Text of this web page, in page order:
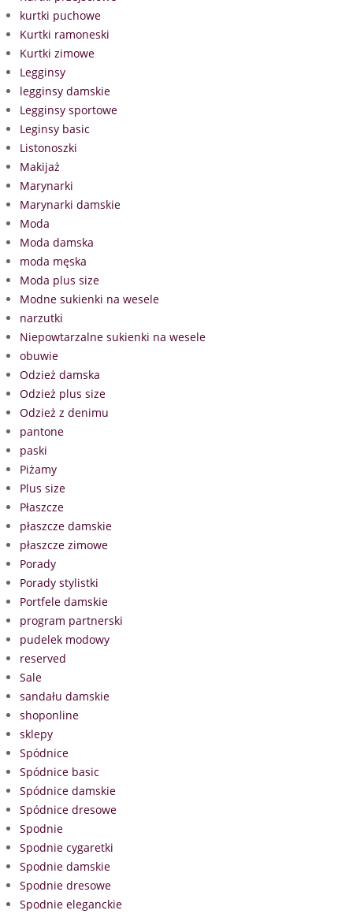
kurtki puchowe
Kurtki ramoneski
Kurtki zimowe
Legginsy
legginsy damskie
Legginsy sportowe
Leginsy basic
Listonoszki
Makijaż
Marynarki
Marynarki damskie
Moda
Moda damska
moda męska
Moda plus size
Modne sukienki na wesele
narzutki
Niepowtarzalne sukienki na wesele
obuwie
Odzież damska
Odzież plus size
Odzież z denimu
pantone
paski
Piżamy
Plus size
Płaszcze
płaszcze damskie
płaszcze zimowe
Porady
Porady stylistki
Portfele damskie
program partnerski
pudelek modowy
reserved
Sale
sandału damskie
shoponline
sklepy
Spódnice
Spódnice basic
Spódnice damskie
Spódnice dresowe
Spodnie
Spodnie cygaretki
Spodnie damskie
Spodnie dresowe
Spodnie eleganckie